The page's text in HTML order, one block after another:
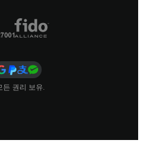
권리 보유.